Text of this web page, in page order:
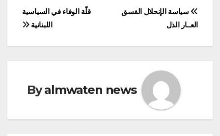
Post
navigation
قلّة الوفاء في السياسية
اللبنانية
سياسة الإنحلال الفسق
العــار الذل
Byalmwaten news